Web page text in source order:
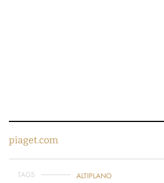
piaget.com
TAGS ALTIPLANO